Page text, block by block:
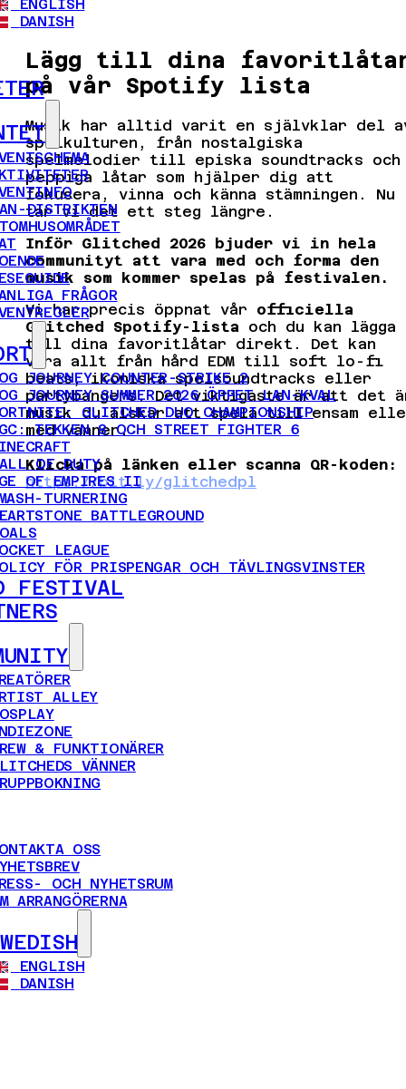
ENGLISH
DANISH
DISTRIKTEN
FRÅGOR
JOURNEY COUNTER-STRIKE 2
JOURNEY SUMMER 2026 ÖPPET LAN-KVAL
GLITCHED DUO CHAMPIONSHIP
TEKKEN 8 OCH STREET FIGHTER 6
OF DUTY
OF EMPIRES II
TURNERING
BATTLEGROUND
LEAGUE
FÖR PRISPENGAR OCH TÄVLINGSVINSTER
FESTIVAL
ALLEY
& FUNKTIONÄRER
VÄNNER
OSS
OCH NYHETSRUM
ARRANGÖRERNA
ENGLISH
DANISH
Lägg till dina
på vår Spotify lista
Musik har alltid varit en självklar del
spelkulturen, från nostalgiska
spelmelodier till episka soundtracks och
peppiga låtar som hjälper dig att
fokusera, vinna och känna stämningen. Nu
tar vi det ett steg längre.
Inför Glitched 2026 bjuder vi in hela
communityt att vara med och forma den
musik som kommer spelas på festivalen.
Vi har precis öppnat vår officiella
Glitched Spotify-lista och du kan lägga
till dina favoritlåtar direkt. Det kan
vara allt från hård EDM till soft lo-fi
beats, ikoniska spelsoundtracks eller
partybangers. Det viktigaste är att det
musik du älskar att spela till ensam
med vänner.
Klicka på länken eller scanna QR-koden:
https://bit.ly/glitchedpl